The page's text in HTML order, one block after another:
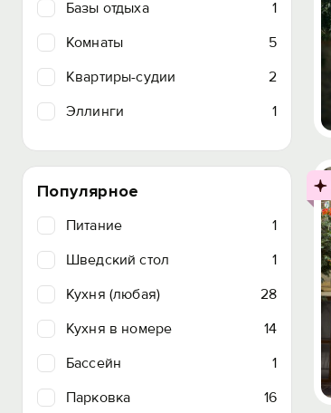
Базы отдыха
1
Комнаты
5
Квартиры-судии
2
Эллинги
1
Популярное
Питание
1
Шведский стол
1
Кухня (любая)
28
Кухня в номере
14
Бассейн
1
Парковка
16